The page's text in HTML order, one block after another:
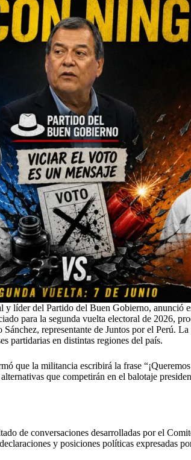
y líder del Partido del Buen Gobierno, anunció
para la segunda vuelta electoral de 2026,
representante de Juntos por el Perú.
partidarias en distintas regiones del país.
que la militancia escribirá la frase
que competirán en el balotaje
de conversaciones desarrolladas por el
y posiciones políticas expresadas